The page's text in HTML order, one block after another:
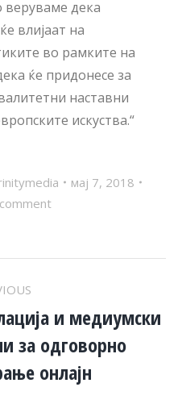
веруваме дека
влијаат на
во рамките на
ќе придонесе за
наставни
искуства.“
мај 7, 2018
Previous
post:
и медиумски
за одговорно
онлајн